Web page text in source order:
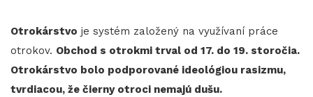
Otrokárstvo je systém založený na využívaní práce
otrokov. Obchod s otrokmi trval od 17. do 19. storočia.
Otrokárstvo bolo podporované ideológiou rasizmu,
tvrdiacou, že čierny otroci nemajú dušu.